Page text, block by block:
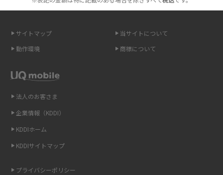
トを解説
スマホや携帯端末の通信速度制限とは？回避のコツや解除のタイミング・
LINEの通知がこない時の原因と対処法9選！設定の確認手順も解説
サイトマップ
当サイトについて
動作環境
商標について
法人のお客さま
企業情報（KDDI）
KDDIホーム
KDDIサイトマップ
プライバシーポリシー